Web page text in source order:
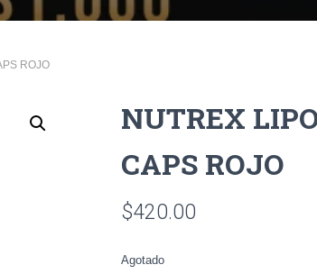
ROJO
NUTREX
CAPS ROJO
$420.00
Agotado